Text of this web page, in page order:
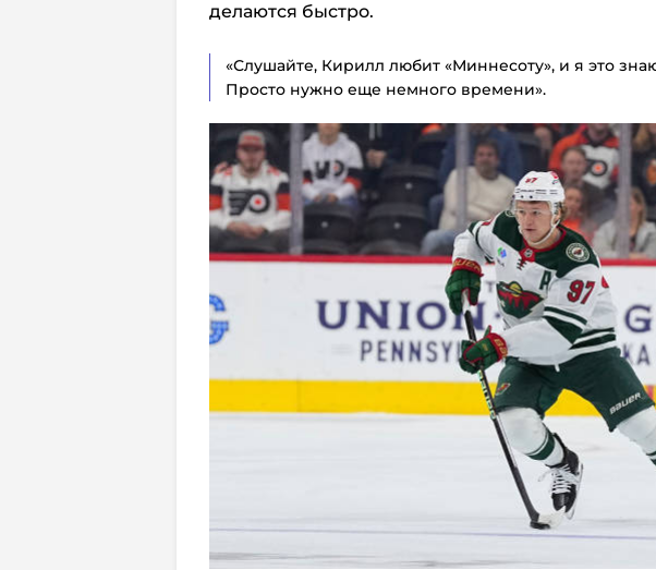
делаются быстро.
«Слушайте, Кирилл любит «Миннесоту», и я это
Просто нужно еще немного времени».